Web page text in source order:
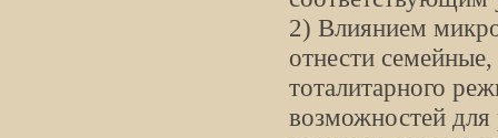
2) Влиянием
отнести
тоталитарного
возможностей для